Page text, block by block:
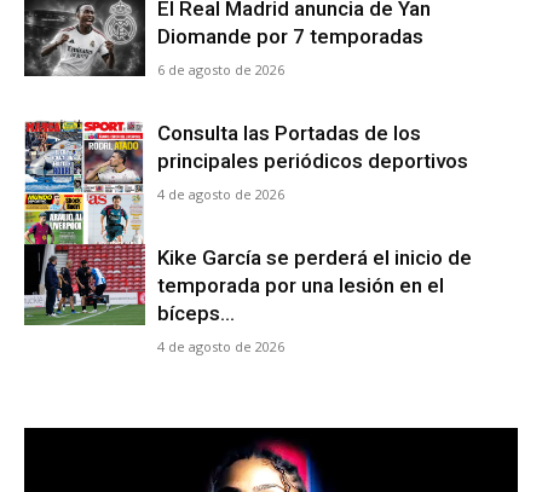
El Real Madrid anuncia de Yan
Diomande por 7 temporadas
6 de agosto de 2026
Consulta las Portadas de los
principales periódicos deportivos
4 de agosto de 2026
Kike García se perderá el inicio de
temporada por una lesión en el
bíceps...
4 de agosto de 2026